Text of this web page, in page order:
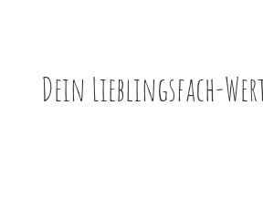
Dein Lieblingsfach-